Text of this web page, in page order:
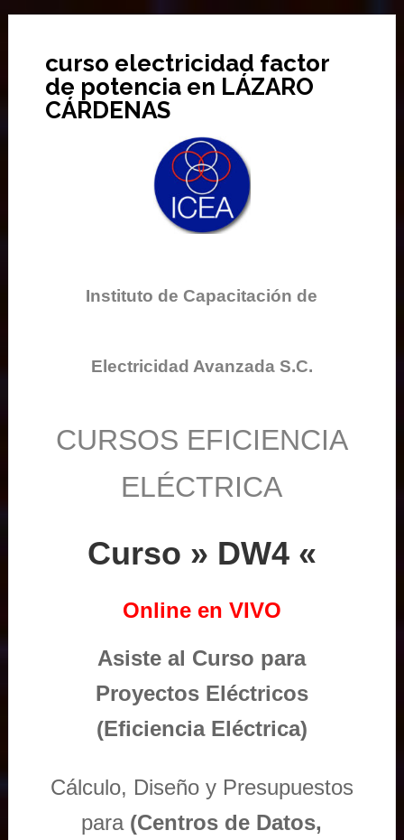
curso electricidad factor
de potencia en LÁZARO
CÁRDENAS
Instituto de Capacitación de
Electricidad Avanzada S.C.
CURSOS EFICIENCIA
ELÉCTRICA
Curso » DW4 «
Online en VIVO
Asiste al Curso para
Proyectos Eléctricos
(Eficiencia Eléctrica)
Cálculo, Diseño y Presupuestos
para (Centros de Datos,